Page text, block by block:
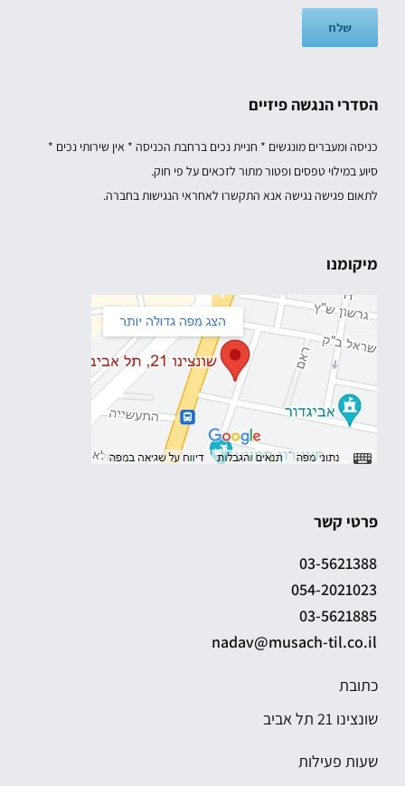
הסדרי הנגשה פיזיים
כניסה ומעברים מונגשים * חניית נכים ברחבת הכניסה * אין שירותי נכים *
סיוע במילוי טפסים ופטור מתור לזכאים על פי חוק.
לתאום פגישה נגישה אנא התקשרו לאחראי הנגישות בחברה.
מיקומנו
פרטי קשר
03-5621388
054-2021023
03-5621885
nadav@musach-til.co.il
כתובת
שונצינו 21 תל אביב
שעות פעילות